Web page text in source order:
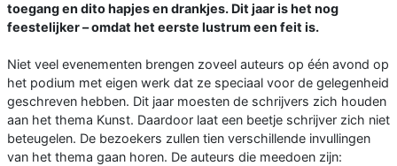
toegang en dito hapjes en drankjes. Dit jaar is het nog
feestelijker – omdat het eerste lustrum een feit is.
Niet veel evenementen brengen zoveel auteurs op één avond op
het podium met eigen werk dat ze speciaal voor de gelegenheid
geschreven hebben. Dit jaar moesten de schrijvers zich houden
aan het thema Kunst. Daardoor laat een beetje schrijver zich niet
beteugelen. De bezoekers zullen tien verschillende invullingen
van het thema gaan horen. De auteurs die meedoen zijn: